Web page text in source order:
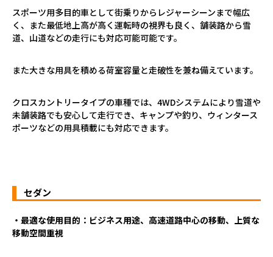
スポーツ用多目的車として街乗りからレジャーシーンまで幅広
く、また最低地上高が高く運転時の視界も良く、舗装路から雪
道、山道などの走行にも対応可能可能です。
また大きな用具を積める荷室容量と走破性を兼ね備えています。
クロスカントリータイプの車種では、4WDシステムにより雪道や
未舗装路でも安心して走行でき、キャンプや釣り、ウィンタース
ポーツなどの用具積載にも対応できます。
セダン
・最適な使用目的：ビジネス用途、高速道路中心の移動、上質な
移動空間重視